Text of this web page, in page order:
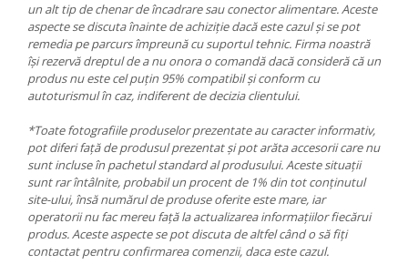
un alt tip de chenar de încadrare sau conector alimentare. Aceste
aspecte se discuta înainte de achiziție dacă este cazul și se pot
remedia pe parcurs împreună cu suportul tehnic. Firma noastră
își rezervă dreptul de a nu onora o comandă dacă consideră că un
produs nu este cel puțin 95% compatibil și conform cu
autoturismul în caz, indiferent de decizia clientului.
*Toate fotografiile produselor prezentate au caracter informativ,
pot diferi față de produsul prezentat și pot arăta accesorii care nu
sunt incluse în pachetul standard al produsului. Aceste situații
sunt rar întâlnite, probabil un procent de 1% din tot conținutul
site-ului, însă numărul de produse oferite este mare, iar
operatorii nu fac mereu față la actualizarea informațiilor fiecărui
produs. Aceste aspecte se pot discuta de altfel când o să fiți
contactat pentru confirmarea comenzii, daca este cazul.